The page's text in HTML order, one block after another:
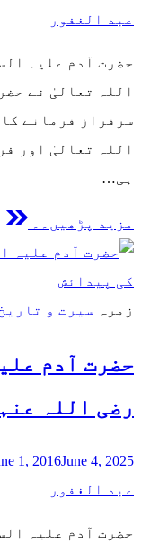
عبد الغفور
حضرت آدم علیہ
اللہ تعالیٰ نے
سرفراز فرمانے
اللہ تعالیٰ اور
ہی…
مزید پڑھیں۔۔
زمرہ سیرت و
حضرت آدم
رضی اللہ
1, 2016June 4, 2025
عبد الغفور
حضرت آدم علیہ